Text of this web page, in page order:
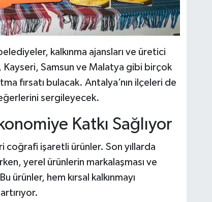
kalkınma ajansları ve üretici
Samsun ve Malatya gibi birçok
fırsatı bulacak. Antalya’nın ilçeleri de
sergileyecek.
Katkı Sağlıyor
coğrafi işaretli ürünler. Son yıllarda
yerel ürünlerin markalaşması ve
ürünler, hem kırsal kalkınmayı